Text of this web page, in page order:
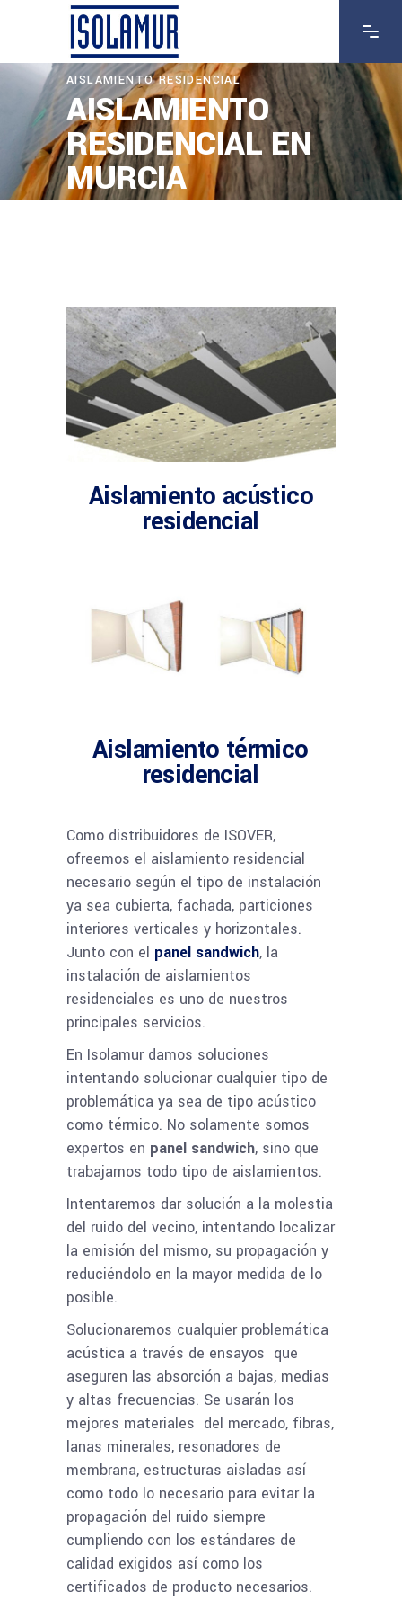
AISLAMIENTO RESIDENCIAL
AISLAMIENTO
RESIDENCIAL EN
MURCIA
Aislamiento térmico
residencial
Aislamiento acústico
residencial
Como distribuidores de ISOVER,
ofreemos el aislamiento residencial
necesario según el tipo de instalación
ya sea cubierta, fachada, particiones
interiores verticales y horizontales.
Junto con el panel sandwich, la
instalación de aislamientos
residenciales es uno de nuestros
principales servicios.
En Isolamur damos soluciones
intentando solucionar cualquier tipo de
problemática ya sea de tipo acústico
como térmico. No solamente somos
expertos en panel sandwich, sino que
trabajamos todo tipo de aislamientos.
Intentaremos dar solución a la molestia
del ruido del vecino, intentando localizar
la emisión del mismo, su propagación y
reduciéndolo en la mayor medida de lo
posible.
Solucionaremos cualquier problemática
acústica a través de ensayos que
aseguren las absorción a bajas, medias
y altas frecuencias. Se usarán los
mejores materiales del mercado, fibras,
lanas minerales, resonadores de
membrana, estructuras aisladas así
como todo lo necesario para evitar la
propagación del ruido siempre
cumpliendo con los estándares de
calidad exigidos así como los
certificados de producto necesarios.